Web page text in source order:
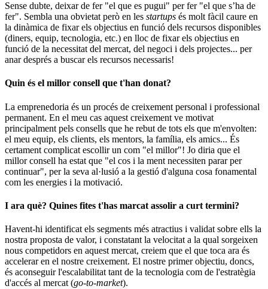
Sense dubte, deixar de fer "el que es pugui" per fer "el que s’ha de
fer". Sembla una obvietat però en les startups és molt fàcil caure en
la dinàmica de fixar els objectius en funció dels recursos disponibles
(diners, equip, tecnologia, etc.) en lloc de fixar els objectius en
funció de la necessitat del mercat, del negoci i dels projectes... per
anar després a buscar els recursos necessaris!
Quin és el millor consell que t'han donat?
La ​emprenedoria​ és un procés de creixement personal i professional
permanent. En el meu cas aquest creixement ve motivat
principalment pels consells que he rebut de tots els que m'envolten:
el meu equip, els clients, els mentors, la família, els amics... És
certament complicat escollir un com "el millor"! Jo diria que el
millor consell ha estat que "el cos i la ment necessiten parar per
continuar", per la seva al·lusió a la gestió d'alguna cosa fonamental
com les energies i la motivació.
I ara què? Quines fites t'has marcat assolir a curt termini?
Havent-hi identificat els segments més atractius i validat sobre ells la
nostra proposta de valor, i constatant la velocitat a la qual sorgeixen
nous competidors en aquest mercat, creiem que el que toca ara és
accelerar en el nostre creixement. El nostre primer objectiu, ​doncs,
és aconseguir l'escalabilitat tant de la tecnologia com de l'estratègia
d'accés al mercat (go-to-market).